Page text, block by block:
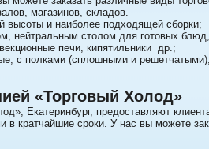
магазинов, складов.
высоты и наиболее подходящей сборки;
нейтральным столом для готовых
печи, кипятильники др.;
с полками (сплошными и
«Торговый Холод»
Екатеринбург, предоставляют
кратчайшие сроки. У нас вы можете